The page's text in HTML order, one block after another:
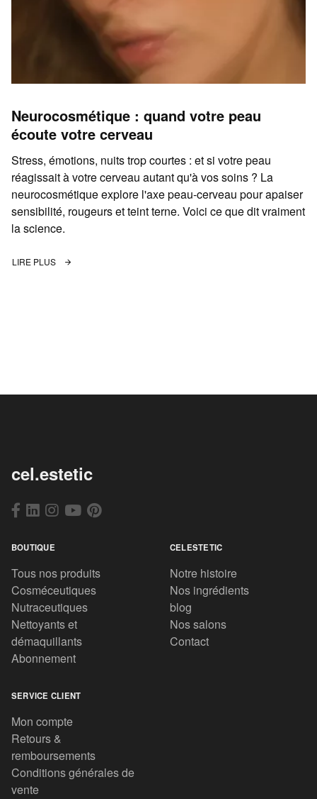
Neurocosmétique : quand votre peau
écoute votre cerveau
Stress, émotions, nuits trop courtes : et si votre peau
réagissait à votre cerveau autant qu'à vos soins ? La
neurocosmétique explore l'axe peau-cerveau pour apaiser
sensibilité, rougeurs et teint terne. Voici ce que dit vraiment
la science.
LIRE PLUS
cel.estetic
BOUTIQUE
Tous nos produits
Cosméceutiques
Nutraceutiques
Nettoyants et
démaquillants
Abonnement
CELESTETIC
Notre histoire
Nos ingrédients
blog
Nos salons
Contact
SERVICE CLIENT
Mon compte
Retours &
remboursements
Conditions générales de
vente